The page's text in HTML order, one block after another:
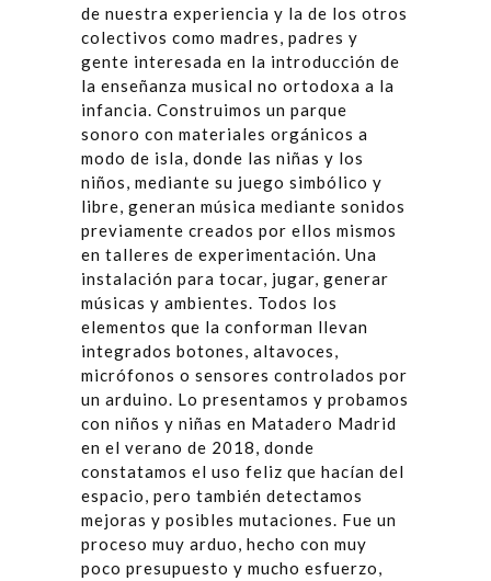
de nuestra experiencia y la de los otros
colectivos como madres, padres y
gente interesada en la introducción de
la enseñanza musical no ortodoxa a la
infancia. Construimos un parque
sonoro con materiales orgánicos a
modo de isla, donde las niñas y los
niños, mediante su juego simbólico y
libre, generan música mediante sonidos
previamente creados por ellos mismos
en talleres de experimentación. Una
instalación para tocar, jugar, generar
músicas y ambientes. Todos los
elementos que la conforman llevan
integrados botones, altavoces,
micrófonos o sensores controlados por
un arduino. Lo presentamos y probamos
con niños y niñas en Matadero Madrid
en el verano de 2018, donde
constatamos el uso feliz que hacían del
espacio, pero también detectamos
mejoras y posibles mutaciones. Fue un
proceso muy arduo, hecho con muy
poco presupuesto y mucho esfuerzo,